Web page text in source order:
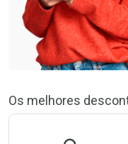
Os melhores